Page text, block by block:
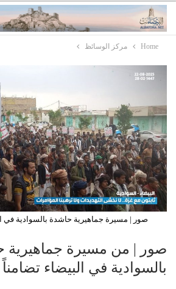
Home مركز الوسائظ
صور | مسيرة جماهيرية حاشدة بالسوادية في
صور | من مسيرة جماهيرية
بالسوادية في البيضاء